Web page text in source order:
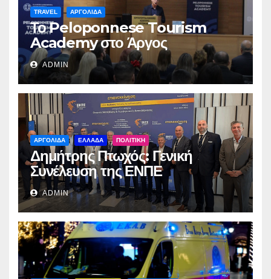
TRAVEL ΑΡΓΟΛΙΔΑ
Το Peloponnese Tourism
Academy στο Άργος
ADMIN
ΑΡΓΟΛΙΔΑ ΕΛΛΑΔΑ ΠΟΛΙΤΙΚΗ
Δημήτρης Πτωχός: Γενική
Συνέλευση της ΕΝΠΕ
ADMIN